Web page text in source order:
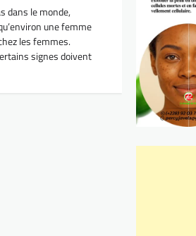
dans le monde,
une femme
les femmes.
signes doivent